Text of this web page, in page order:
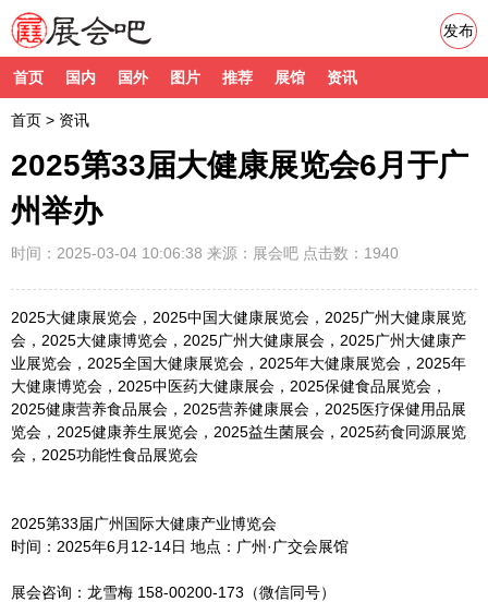
首页 国内 国外 图片 推荐 展馆 资讯
发布
首页 > 资讯
2025第33届大健康展览会6月于广
州举办
时间：2025-03-04 10:06:38 来源： 展会吧 点击数：1940
2025大健康展览会，2025中国大健康展览会，2025广州大健康展览
会，2025大健康博览会，2025广州大健康展会，2025广州大健康产
业展览会，2025全国大健康展览会，2025年大健康展览会，2025年
大健康博览会，2025中医药大健康展会，2025保健食品展览会，
2025健康营养食品展会，2025营养健康展会，2025医疗保健用品展
览会，2025健康养生展览会，2025益生菌展会，2025药食同源展览
会，2025功能性食品展览会
2025第33届广州国际大健康产业博览会
时间：2025年6月12-14日 地点：广州·广交会展馆
展会咨询：龙雪梅 158-00200-173（微信同号）